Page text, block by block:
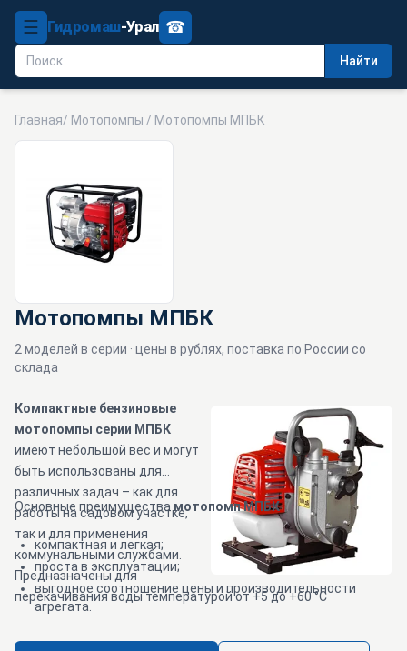
☰ Гидромаш-Урал
Найти
☎
Главная/ Мотопомпы / Мотопомпы МПБК
Мотопомпы МПБК
2 моделей в серии · цены в рублях, поставка по России со
склада
Компактные бензиновые
мотопомпы серии МПБК
имеют небольшой вес и могут
быть использованы для
различных задач – как для
работы на садовом участке,
так и для применения
коммунальными службами.
Предназначены для
перекачивания воды температурой от +5 до +60 °С
Основные преимущества мотопомп МПБК
компактная и легкая;
проста в эксплуатации;
выгодное соотношение цены и производительности
агрегата.